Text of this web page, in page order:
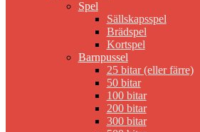
Spel
Sällskapsspel
Brädspel
Kortspel
Barnpussel
25 bitar (eller färre)
50 bitar
100 bitar
200 bitar
300 bitar